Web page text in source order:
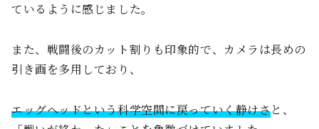
ているように感じました。
また、戦闘後のカット割りも印象的で、カメラは長めの
引き画を多用しており、
エッグヘッドという科学空間に戻っていく静けさと、